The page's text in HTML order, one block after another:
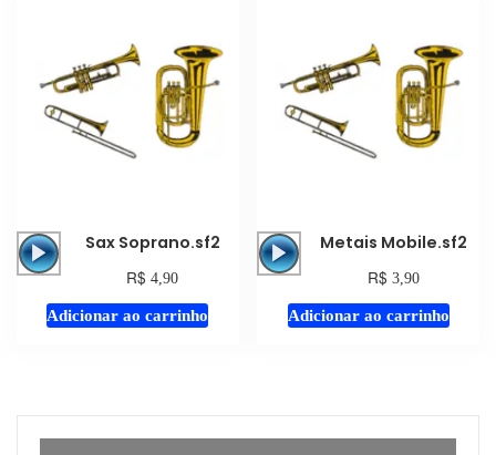
Tocador
áudio
Sax Soprano.sf2
R$ 4,90
Adicionar ao carrinho
Tocador
áudio
Metais Mobile.sf2
R$ 3,90
Adicionar ao carrinho